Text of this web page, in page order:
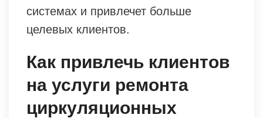
системах и привлечет больше
целевых клиентов.
Как привлечь клиентов
на услуги ремонта
циркуляционных